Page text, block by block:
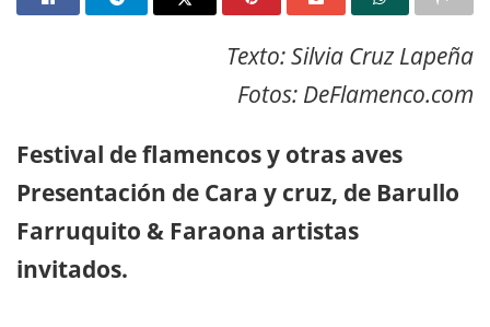
Texto: Silvia Cruz Lapeña
Fotos: DeFlamenco.com
Festival de flamencos y otras aves
Presentación de Cara y cruz, de Barullo
Farruquito & Faraona artistas
invitados.